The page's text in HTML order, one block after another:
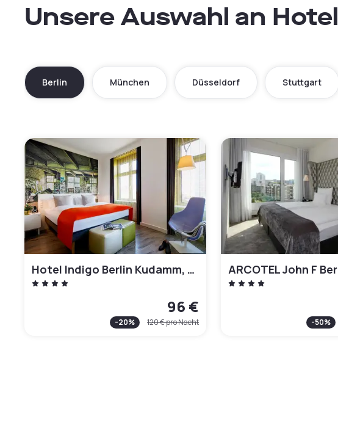
Unsere Auswahl an
Berlin München Düsseldorf Stuttgart
Hotel Indigo Berlin Kudamm, an IHG Hotel
96 €
-20% 120 €pro Nacht
ARCOTEL John F
-50%